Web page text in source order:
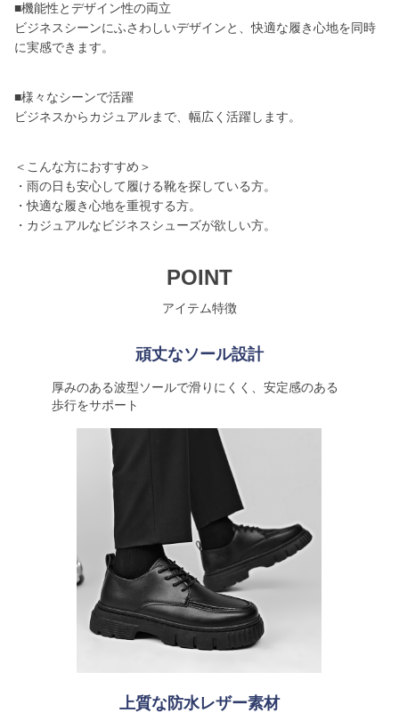
■機能性とデザイン性の両立
ビジネスシーンにふさわしいデザインと、快適な履き心地を同時
に実感できます。
■様々なシーンで活躍
ビジネスからカジュアルまで、幅広く活躍します。
＜こんな方におすすめ＞
・雨の日も安心して履ける靴を探している方。
・快適な履き心地を重視する方。
・カジュアルなビジネスシューズが欲しい方。
POINT
アイテム特徴
頑丈なソール設計
厚みのある波型ソールで滑りにくく、安定感のある
歩行をサポート
上質な防水レザー素材